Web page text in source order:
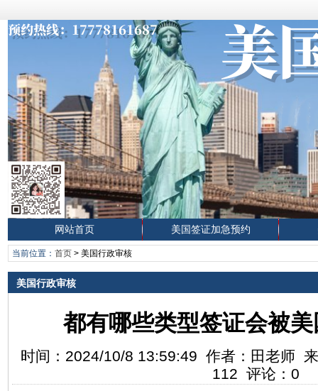
网站首页 美国签证加急预约
当前位置： 首页> 美国行政审核
美国行政审核
都有哪些类型签证会被
时间：2024/10/8 13:59:49 作者：田老师
112 评论：0